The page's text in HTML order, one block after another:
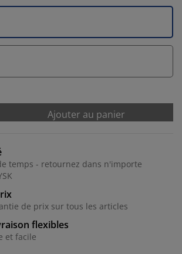
Ajouter au panier
temps - retournez dans n'importe
de prix sur tous les articles
flexibles
et facile